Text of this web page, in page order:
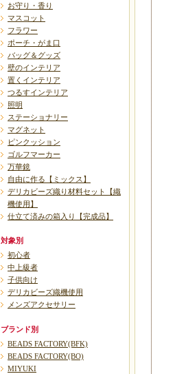
お守り・香り
マスコット
フラワー
ポーチ・がま口
バッグ＆グッズ
壁のインテリア
置くインテリア
つるすインテリア
照明
ステーショナリー
マグネット
ピンクッション
ゴルフマーカー
万華鏡
自由に作る【ミックス】
デリカビーズ織り材料セット【織
機使用】
仕立て済みの箱入り【完成品】
対象別
初心者
中上級者
子供向け
デリカビーズ織機使用
メンズアクセサリー
ブランド別
BEADS FACTORY(BFK)
BEADS FACTORY(BO)
MIYUKI